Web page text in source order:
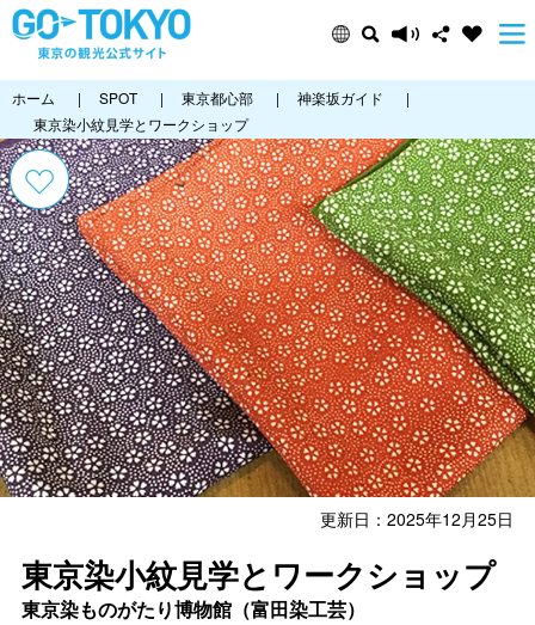
ホーム | SPOT | 東京都心部 | 神楽坂ガイド
|
東京染小紋見学とワークショップ
更新日：2025年12月25日
東京染小紋見学とワークショップ
東京染ものがたり博物館（富田染工芸）